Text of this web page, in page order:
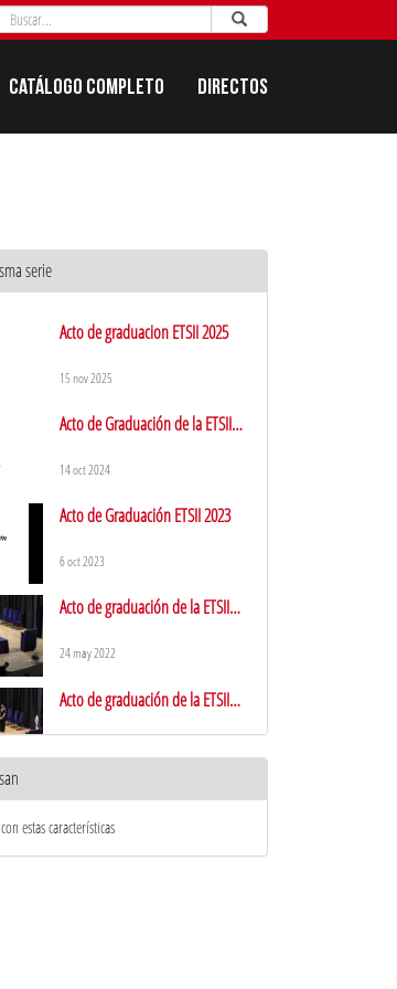
Buscar
Enviar
Buscar
Catálogo completo Directos
serie
Acto de graduacion ETSII 2025
15 nov 2025
Acto de Graduación de la ETSII
14 oct 2024
Acto de Graduación ETSII 2023
6 oct 2023
Acto de graduación de la ETSII
24 may 2022
Acto de graduación de la ETSII
24 oct 2019
estas características